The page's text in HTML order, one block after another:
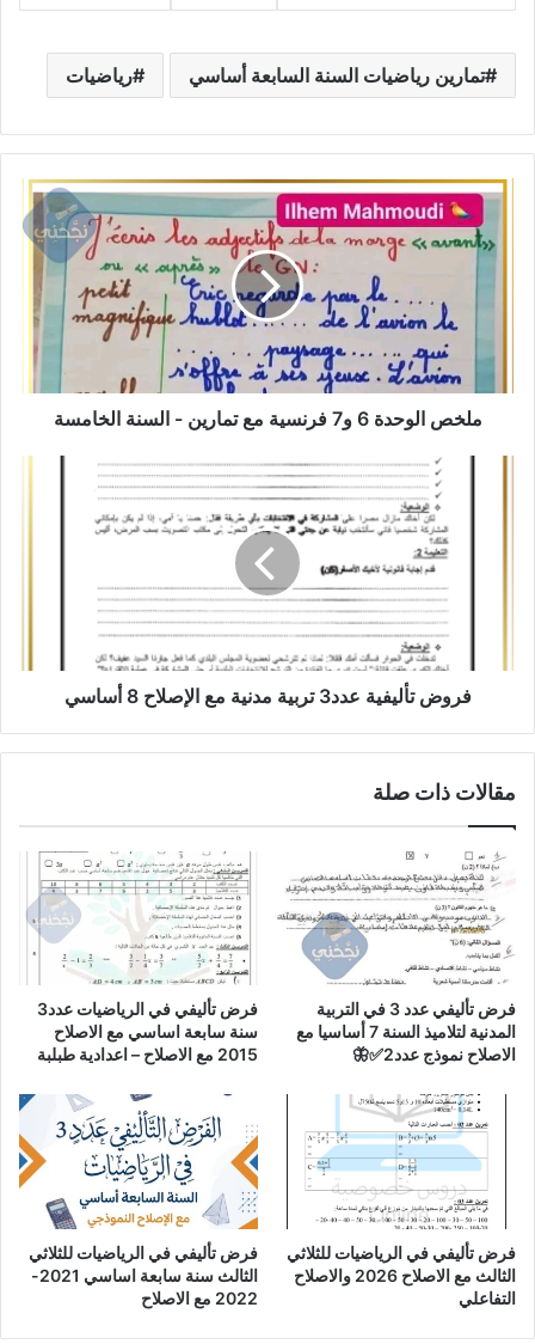
تمارين رياضيات السنة السابعة أساسي رياضيات
ملخص
الوحدة
فرنسية
السنة
الخامسةملخص الوحدة 6 و7 فرنسية مع تمارين - السنة الخامسة
أساسي
فروض تأليفية عدد3 تربية مدنية مع الإصلاح 8 أساسي
مقالات ذات صلة
فرض تأليفي عدد 3 في التربية
المدنية لتلاميذ السنة 7 أساسيا مع
الاصلاح نموذج عدد2✅🦋
فرض تأليفي في الرياضيات عدد3
سنة سابعة اساسي مع الاصلاح
2015 مع الاصلاح – اعدادية طبلبة
فرض تأليفي في الرياضيات للثلاثي
الثالث مع الاصلاح 2026 والاصلاح
التفاعلي
فرض تأليفي في الرياضيات للثلاثي
الثالث سنة سابعة اساسي 2021-
2022 مع الاصلاح